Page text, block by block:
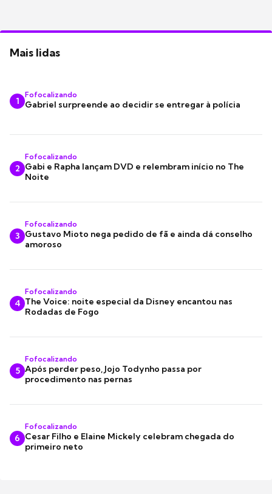
Mais lidas
1
Fofocalizando
Gabriel surpreende ao decidir se entregar à polícia
2
Fofocalizando
Gabi e Rapha lançam DVD e relembram início no The
Noite
3
Fofocalizando
Gustavo Mioto nega pedido de fã e ainda dá conselho
amoroso
4
Fofocalizando
The Voice: noite especial da Disney encantou nas
Rodadas de Fogo
5
Fofocalizando
Após perder peso, Jojo Todynho passa por
procedimento nas pernas
6
Fofocalizando
Cesar Filho e Elaine Mickely celebram chegada do
primeiro neto